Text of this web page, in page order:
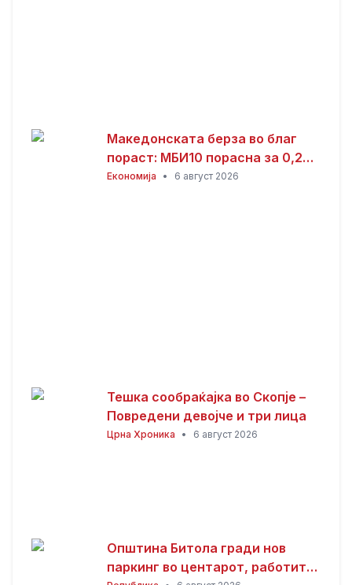
Македонската берза во благ
пораст: МБИ10 порасна за 0,26
отсто, најтргувани акциите на
Економија • 6 август 2026
Тешка сообраќајка во Скопје –
Повредени девојче и три лица
Црна Хроника • 6 август 2026
Општина Битола гради нов
паркинг во центарот, работите